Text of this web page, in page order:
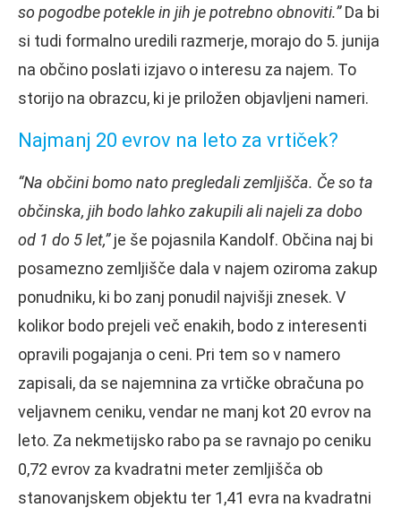
so pogodbe potekle in jih je potrebno obnoviti.”Da bi
si tudi formalno uredili razmerje, morajo do 5. junija
na občino poslati izjavo o interesu za najem. To
storijo na obrazcu, ki je priložen objavljeni nameri.
Najmanj 20 evrov na leto za vrtiček?
“Na občini bomo nato pregledali zemljišča. Če so ta
občinska, jih bodo lahko zakupili ali najeli za dobo
od 1 do 5 let,”je še pojasnila Kandolf. Občina naj bi
posamezno zemljišče dala v najem oziroma zakup
ponudniku, ki bo zanj ponudil najvišji znesek. V
kolikor bodo prejeli več enakih, bodo z interesenti
opravili pogajanja o ceni. Pri tem so v namero
zapisali, da se najemnina za vrtičke obračuna po
veljavnem ceniku, vendar ne manj kot 20 evrov na
leto. Za nekmetijsko rabo pa se ravnajo po ceniku
0,72 evrov za kvadratni meter zemljišča ob
stanovanjskem objektu ter 1,41 evra na kvadratni